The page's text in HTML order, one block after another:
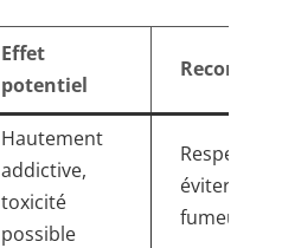
Effet
potentiel
Hautement
addictive,
toxicité
possible
Respecter
éviter
fumeurs